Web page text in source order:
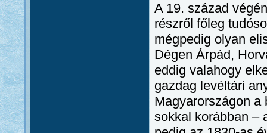
A 19. század
részről főleg
mégpedig olyan
Dégen Árpád,
eddig valahogy
gazdag levéltári
Magyarországon a
sokkal korábban –